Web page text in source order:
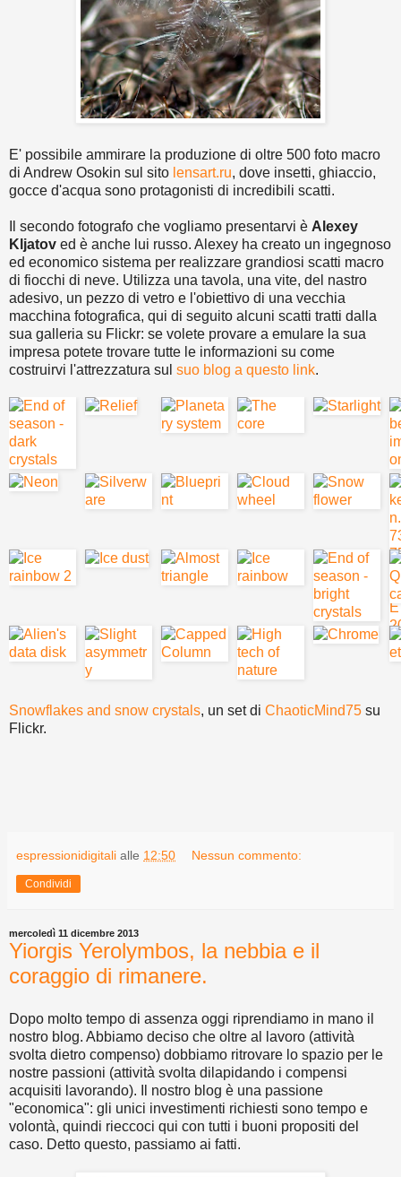
E' possibile ammirare la produzione di oltre 500 foto macro
di Andrew Osokin sul sito lensart.ru, dove insetti, ghiaccio,
gocce d'acqua sono protagonisti di incredibili scatti.
Il secondo fotografo che vogliamo presentarvi è Alexey
Kljatov ed è anche lui russo. Alexey ha creato un ingegnoso
ed economico sistema per realizzare grandiosi scatti macro
di fiocchi di neve. Utilizza una tavola, una vite, del nastro
adesivo, un pezzo di vetro e l'obiettivo di una vecchia
macchina fotografica, qui di seguito alcuni scatti tratti dalla
sua galleria su Flickr: se volete provare a emulare la sua
impresa potete trovare tutte le informazioni su come
costruirvi l'attrezzatura sul suo blog a questo link.
Snowflakes and snow crystals, un set di ChaoticMind75 su
Flickr.
espressionidigitali alle 12:50 Nessun commento:
Condividi
mercoledì 11 dicembre 2013
Yiorgis Yerolymbos, la nebbia e il
coraggio di rimanere.
Dopo molto tempo di assenza oggi riprendiamo in mano il
nostro blog. Abbiamo deciso che oltre al lavoro (attività
svolta dietro compenso) dobbiamo ritrovare lo spazio per le
nostre passioni (attività svolta dilapidando i compensi
acquisiti lavorando). Il nostro blog è una passione
"economica": gli unici investimenti richiesti sono tempo e
volontà, quindi rieccoci qui con tutti i buoni propositi del
caso. Detto questo, passiamo ai fatti.